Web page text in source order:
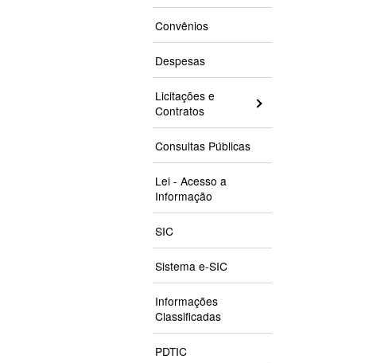
Convênios
Despesas
Licitações e
Contratos
Consultas Públicas
Lei - Acesso a
Informação
SIC
Sistema e-SIC
Informações
Classificadas
PDTIC